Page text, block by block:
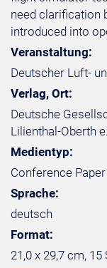
need clarification
introduced into
Veranstaltung:
Deutscher Luft-
Verlag, Ort:
Deutsche
Lilienthal-Oberth
Medientyp:
Conference Paper
Sprache:
deutsch
Format:
21,0 x 29,7 cm, 15